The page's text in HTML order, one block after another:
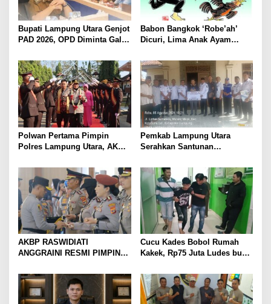
Bupati Lampung Utara Genjot
PAD 2026, OPD Diminta Gali
hingga Optimalkan PBB-P2
Babon Bangkok ‘Robe’ah’
Dicuri, Lima Anak Ayam
Gang Jalaba Kotabumi Heboh
Polwan Pertama Pimpin
Polres Lampung Utara, AKBP
Pedang Pora
Pemkab Lampung Utara
Serahkan Santunan
Korban Kebakaran
AKBP RASWIDIATI
ANGGRAINI RESMI PIMPIN
BAWA KOMITMEN PERKUAT
KAMTIBMAS DAN
PELAYANAN PRESISI
Cucu Kades Bobol Rumah
Kakek, Rp75 Juta Ludes buat
Ditembak Polisi